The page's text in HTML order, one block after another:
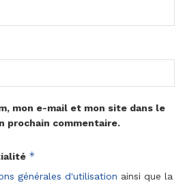
mon e-mail et mon site dans le
prochain commentaire.
*
générales d'utilisation ainsi que la